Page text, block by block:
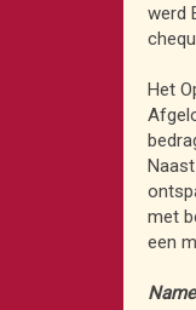
werd
Het
met
een